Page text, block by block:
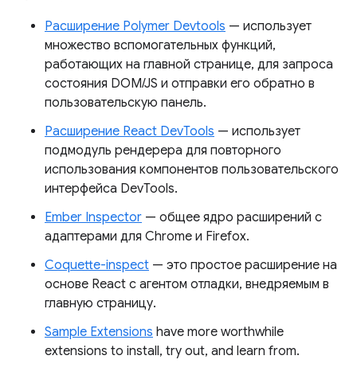
Расширение Polymer Devtools — использует
множество вспомогательных функций,
работающих на главной странице, для запроса
состояния DOM/JS и отправки его обратно в
пользовательскую панель.
Расширение React DevTools — использует
подмодуль рендерера для повторного
использования компонентов пользовательского
интерфейса DevTools.
Ember Inspector — общее ядро ​​расширений с
адаптерами для Chrome и Firefox.
Coquette-inspect — это простое расширение на
основе React с агентом отладки, внедряемым в
главную страницу.
Sample Extensions have more worthwhile
extensions to install, try out, and learn from.